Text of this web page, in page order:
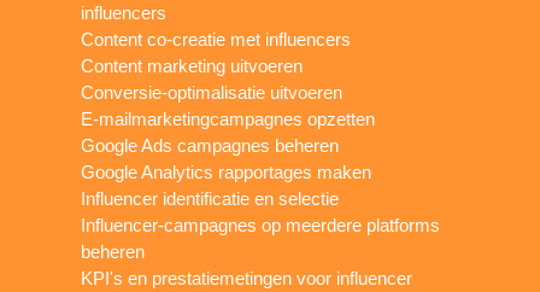
influencers
Content co-creatie met influencers
Content marketing uitvoeren
Conversie-optimalisatie uitvoeren
E-mailmarketingcampagnes opzetten
Google Ads campagnes beheren
Google Analytics rapportages maken
Influencer identificatie en selectie
Influencer-campagnes op meerdere platforms
beheren
KPI's en prestatiemetingen voor influencer